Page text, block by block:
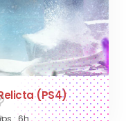
(PS4)
: 6h